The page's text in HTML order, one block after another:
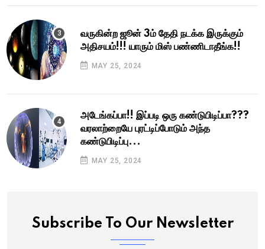
வருகின்ற ஜூன் 3ம் தேதி நடக்க இருக்கும்
அதிசயம்!!! யாரும் மிஸ் பண்ணிடாதீங்க!!
MAY 25, 2024
அடேங்கப்பா!! இப்படி ஒரு கண்டுபிடிப்பா???
வரலாற்றையே புரட்டிப்போடும் அந்த
கண்டுபிடிப்பு...
MAY 25, 2024
Subscribe To Our Newsletter